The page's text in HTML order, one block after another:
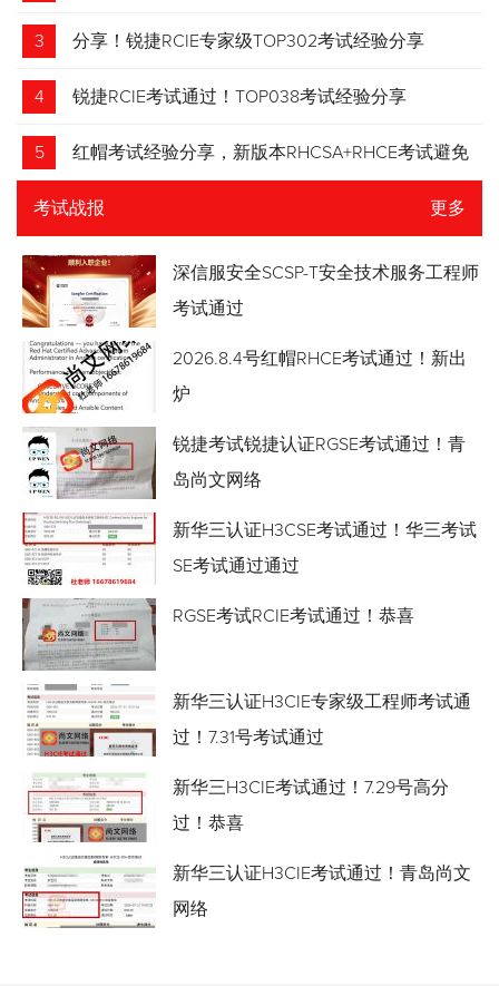
3 分享！锐捷RCIE专家级TOP302考试经验分享
4 锐捷RCIE考试通过！TOP038考试经验分享
5 红帽考试经验分享，新版本RHCSA+RHCE考试避免
踩坑
考试战报 更多
深信服安全SCSP-T安全技术服务工程师
考试通过
2026.8.4号红帽RHCE考试通过！新出
炉
锐捷考试锐捷认证RGSE考试通过！青
岛尚文网络
新华三认证H3CSE考试通过！华三考试
SE考试通过通过
RGSE考试RCIE考试通过！恭喜
新华三认证H3CIE专家级工程师考试通
过！7.31号考试通过
新华三H3CIE考试通过！7.29号高分
过！恭喜
新华三认证H3CIE考试通过！青岛尚文
网络